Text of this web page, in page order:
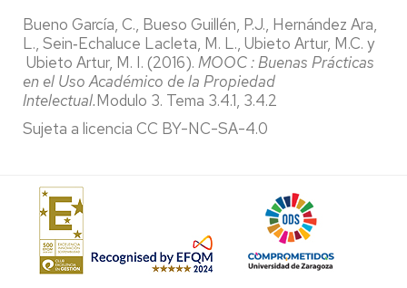
Bueno García, C., Bueso Guillén, P.J., Hernández Ara,
L., Sein‐Echaluce Lacleta, M. L., Ubieto Artur, M.C. y
Ubieto Artur, M. I. (2016). MOOC: Buenas Prácticas
en el Uso Académico de la Propiedad
Intelectual.Modulo 3. Tema 3.4.1, 3.4.2
Sujeta a licencia CC BY-NC-SA-4.0